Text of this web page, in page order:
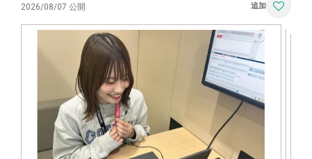
2026/08/07 公開